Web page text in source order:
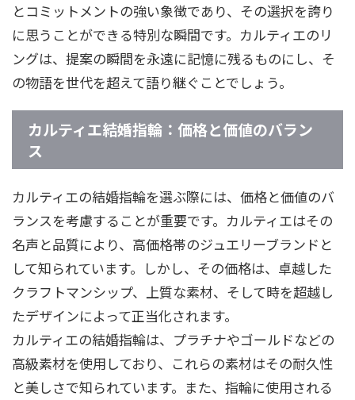
とコミットメントの強い象徴であり、その選択を誇り
に思うことができる特別な瞬間です。カルティエのリ
ングは、提案の瞬間を永遠に記憶に残るものにし、そ
の物語を世代を超えて語り継ぐことでしょう。
カルティエ結婚指輪：価格と価値のバラン
ス
カルティエの結婚指輪を選ぶ際には、価格と価値のバ
ランスを考慮することが重要です。カルティエはその
名声と品質により、高価格帯のジュエリーブランドと
して知られています。しかし、その価格は、卓越した
クラフトマンシップ、上質な素材、そして時を超越し
たデザインによって正当化されます。
カルティエの結婚指輪は、プラチナやゴールドなどの
高級素材を使用しており、これらの素材はその耐久性
と美しさで知られています。また、指輪に使用される